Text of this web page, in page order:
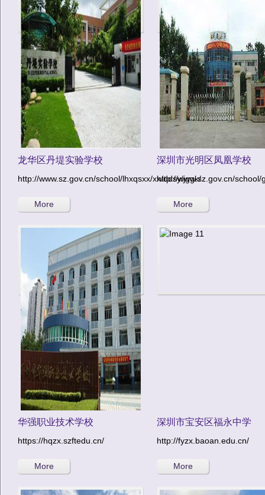
龙华区丹堤实验学校
http://www.sz.gov.cn/school/lhxqsxx/xx/ddsy/jggk/
More
深圳市光明区凤凰学校
http://www.sz.gov.cn/
More
华强职业技术学校
https://hqzx.szftedu.cn/
More
深圳市宝安区福永中学
http://fyzx.baoan.edu.cn/
More